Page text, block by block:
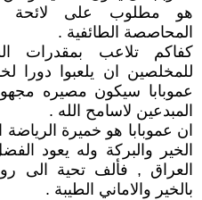
هو مطلوب على لائحة
المحاصصة الطائفية .
كفاكم تلاعب بمقدرات
للمخلصين ان يلعبوا دورا
عموبابا سيكون مصيره
المبدعين لاسامح الله .
ان عموبابا هو خميرة
الخير والبركة وله يعود
العراق , فألف تحية الى
بالخير والاماني الطيبة .